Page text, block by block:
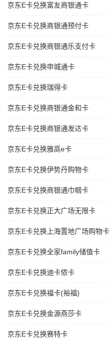
京东E卡兑换富友商银通卡
京东E卡兑换商银通预付卡
京东E卡兑换商银通乐支付卡
京东E卡兑换申城通卡
京东E卡兑换瑞得卡
京东E卡兑换商银通金和卡
京东E卡兑换商银通发达卡
京东E卡兑换雅高e卡
京东E卡兑换伊势丹购物卡
京东E卡兑换商银通巾帼卡
京东E卡兑换正大广场无限卡
京东E卡兑换上海置地广场购物卡
京东E卡兑换全家family储值卡
京东E卡兑换迪卡侬卡
京东E卡兑换福卡(裕福)
京东E卡兑换金源燕莎卡
京东E卡兑换赛特卡